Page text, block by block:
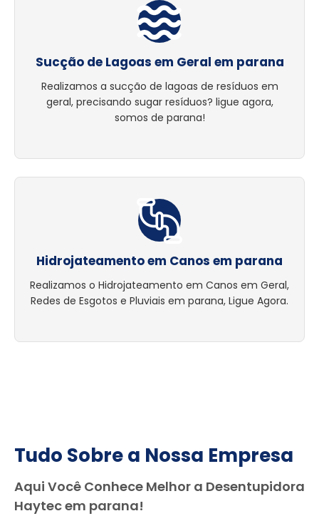
Sucção de Lagoas em Geral em parana
Realizamos a sucção de lagoas de resíduos em
geral, precisando sugar resíduos? ligue agora,
somos de parana!
Hidrojateamento em Canos em parana
Realizamos o Hidrojateamento em Canos em Geral,
Redes de Esgotos e Pluviais em parana, Ligue Agora.
Tudo Sobre a Nossa Empresa
Aqui Você Conhece Melhor a Desentupidora
Haytec em parana!